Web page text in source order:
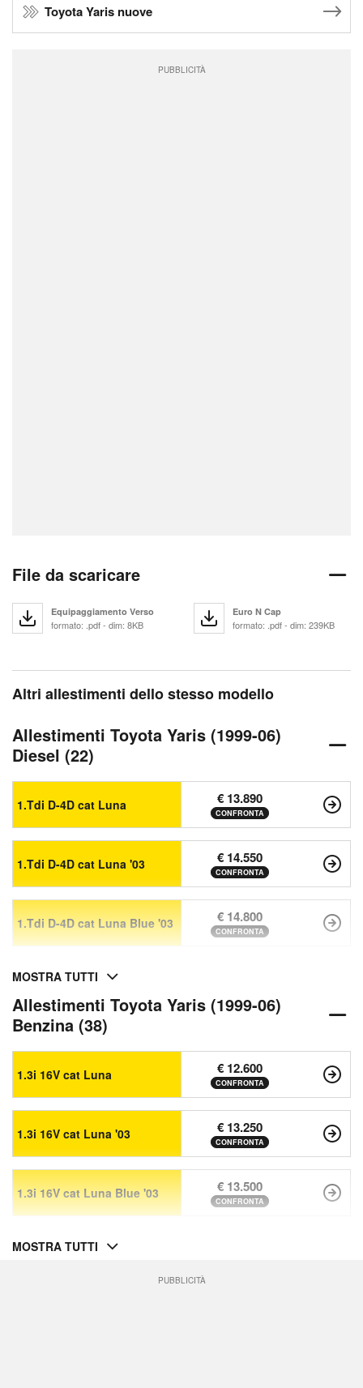
Toyota Yaris nuove
PUBBLICITÀ
File da scaricare
Equipaggiamento Verso
formato: .pdf - dim: 8KB
Euro N Cap
formato: .pdf - dim: 239KB
Altri allestimenti dello stesso modello
Allestimenti Toyota Yaris (1999-06)
Diesel (22)
1.Tdi D-4D cat Luna € 13.890
CONFRONTA
1.Tdi D-4D cat Luna '03 € 14.550
CONFRONTA
1.Tdi D-4D cat Luna Blue '03 € 14.800
CONFRONTA
MOSTRA TUTTI
Allestimenti Toyota Yaris (1999-06)
Benzina (38)
1.3i 16V cat Luna € 12.600
CONFRONTA
1.3i 16V cat Luna '03 € 13.250
CONFRONTA
1.3i 16V cat Luna Blue '03 € 13.500
CONFRONTA
MOSTRA TUTTI
PUBBLICITÀ